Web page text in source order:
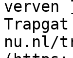
nu.nl/